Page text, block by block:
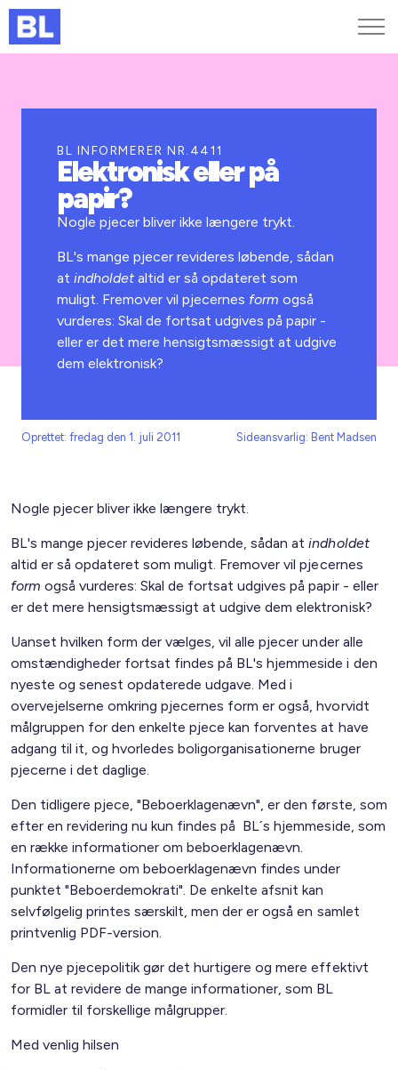
Kurser og arrangementer
Jobportalen
BL INFORMERER NR.4411
Elektronisk eller på
papir?
Nogle pjecer bliver ikke længere trykt.
BL's mange pjecer revideres løbende, sådan
atindholdet altid er så opdateret som
muligt. Fremover vil pjecernes form også
vurderes: Skal de fortsat udgives på papir -
eller er det mere hensigtsmæssigt at udgive
dem elektronisk?
Oprettet: fredag den 1. juli 2011 Sideansvarlig: Bent Madsen
Nogle pjecer bliver ikke længere trykt.
BL's mange pjecer revideres løbende, sådan atindholdet
altid er så opdateret som muligt. Fremover vil pjecernes
form også vurderes: Skal de fortsat udgives på papir - eller
er det mere hensigtsmæssigt at udgive dem elektronisk?
Uanset hvilken form der vælges, vil alle pjecer under alle
omstændigheder fortsat findes på BL's hjemmeside i den
nyeste og senest opdaterede udgave. Med i
overvejelserne omkring pjecernes form er også, hvorvidt
målgruppen for den enkelte pjece kan forventes at have
adgang til it, og hvorledes boligorganisationerne bruger
pjecerne i det daglige.
Den tidligere pjece, "Beboerklagenævn", er den første, som
efter en revidering nu kun findes på BL´s hjemmeside, som
en række informationer om beboerklagenævn.
Informationerne om beboerklagenævn findes under
punktet "Beboerdemokrati". De enkelte afsnit kan
selvfølgelig printes særskilt, men der er også en samlet
printvenlig PDF-version.
Den nye pjecepolitik gør det hurtigere og mere effektivt
for BL at revidere de mange informationer, som BL
formidler til forskellige målgrupper.
Med venlig hilsen